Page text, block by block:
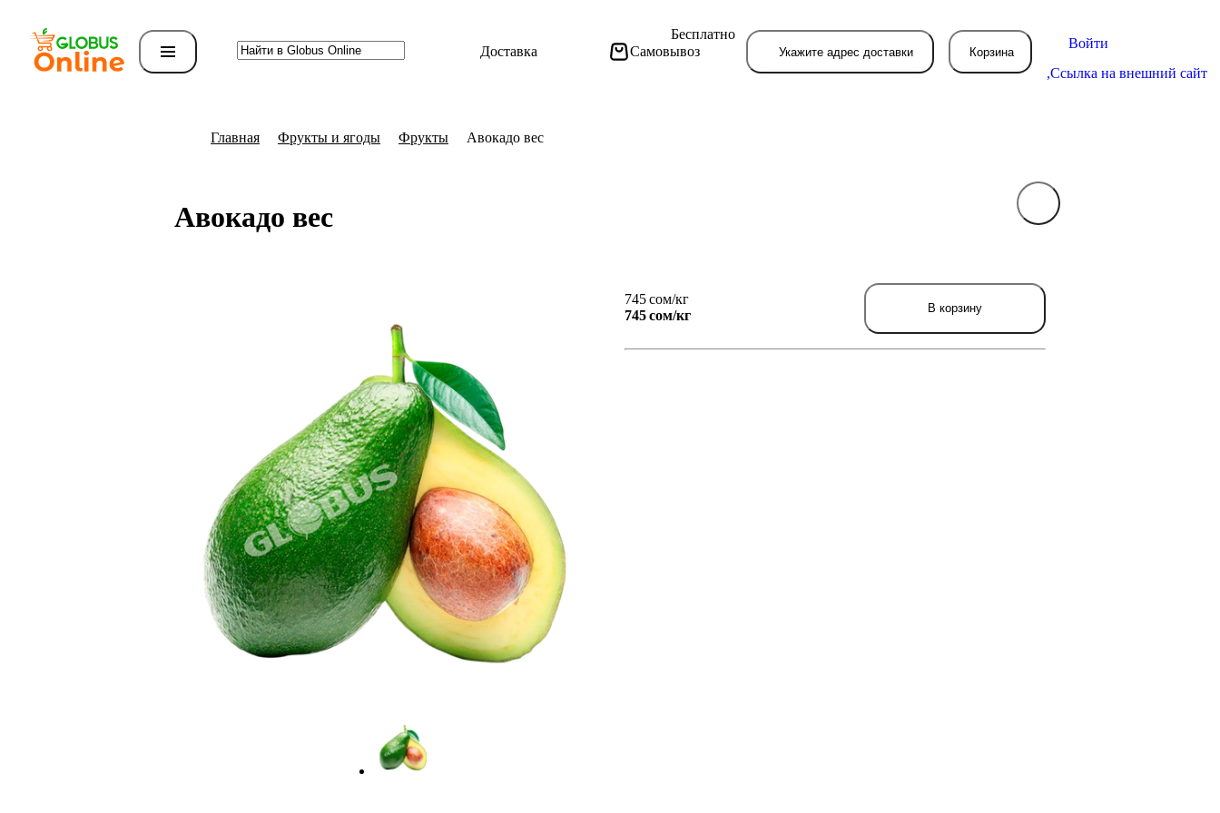
Доставка Самовывоз
Бесплатно
Укажите адрес доставки Корзина
Войти
,Ссылка на внешний сайт
Главная Фрукты и ягоды Фрукты Авокадо вес
Авокадо вес
745 сом/кг
745 сом/кг В корзину